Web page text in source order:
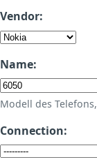
Vendor:
Name:
Modell des
Connection: